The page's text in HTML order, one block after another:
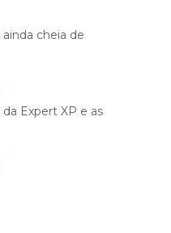
ainda cheia de
Expert XP e as